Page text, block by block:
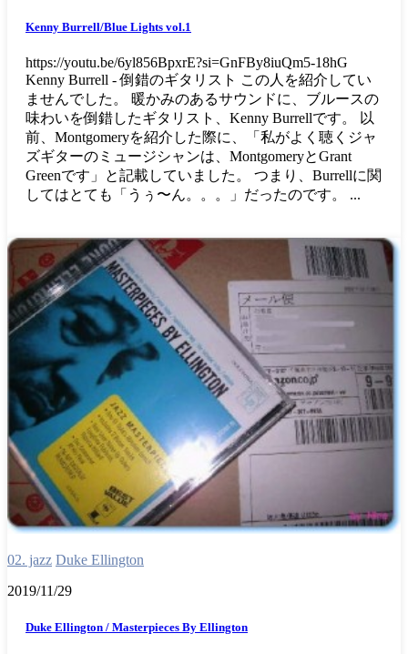
Kenny Burrell/Blue Lights vol.1
https://youtu.be/6yl856BpxrE?si=GnFBy8iuQm5-18hG
Kenny Burrell - 倒錯のギタリスト この人を紹介してい
ませんでした。 暖かみのあるサウンドに、ブルースの
味わいを倒錯したギタリスト、Kenny Burrellです。 以
前、Montgomeryを紹介した際に、「私がよく聴くジャ
ズギターのミュージシャンは、MontgomeryとGrant
Greenです」と記載していました。 つまり、Burrellに関
してはとても「うぅ〜ん。。。」だったのです。 ...
02. jazz Duke Ellington
2019/11/29
Duke Ellington / Masterpieces By Ellington